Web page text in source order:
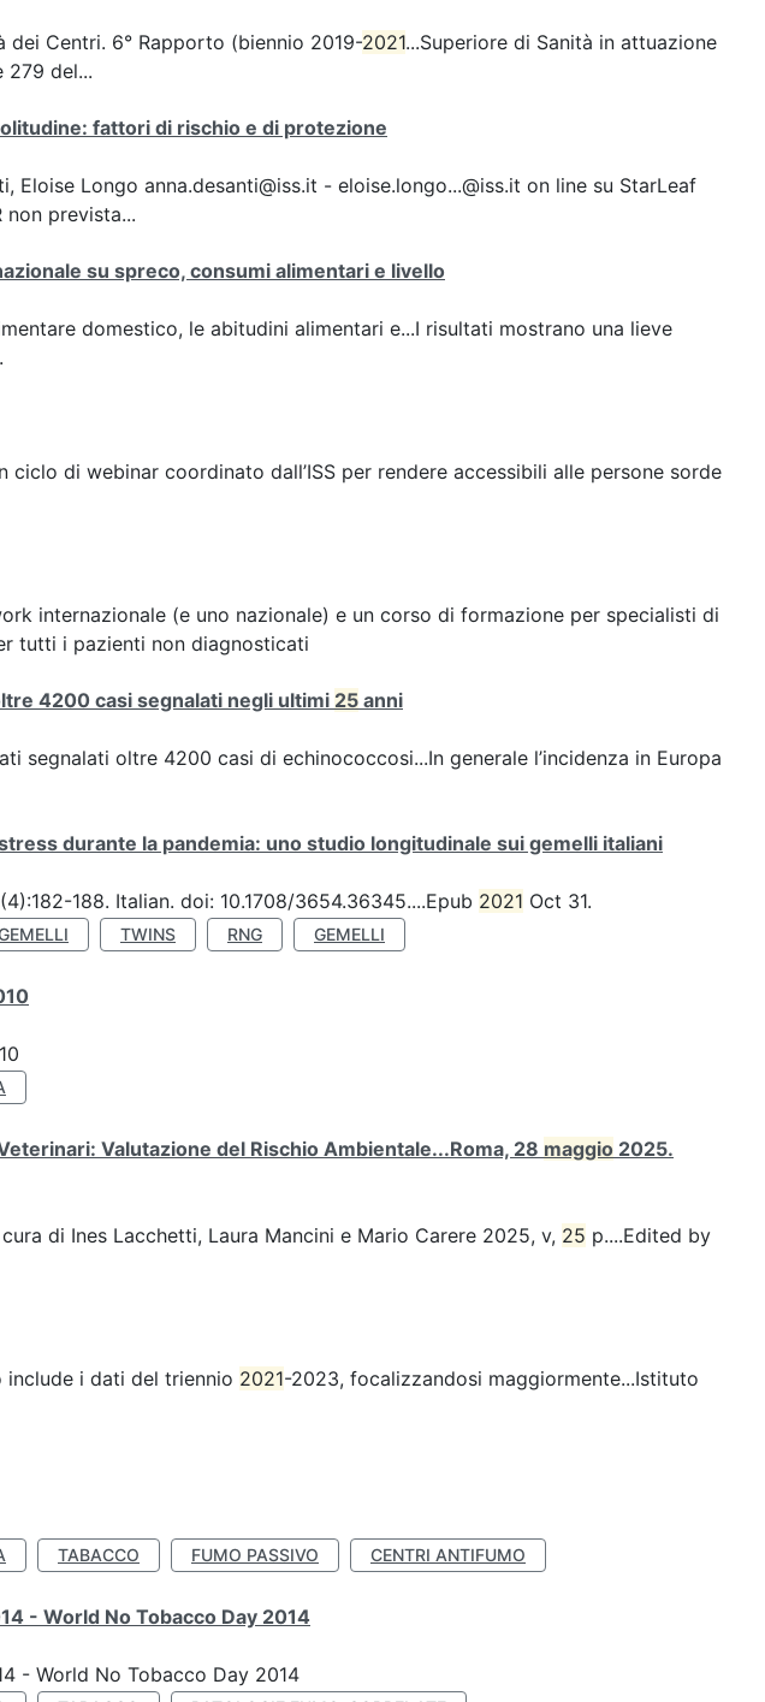
Centri. 6° Rapporto (biennio 2019-2021...Superiore di Sanità in attuazione
279 del...
fattori di rischio e di protezione
Eloise Longo anna.desanti@iss.it - eloise.longo...@iss.it on line su StarLeaf
prevista...
su spreco, consumi alimentari e livello
domestico, le abitudini alimentari e...I risultati mostrano una lieve
ciclo di webinar coordinato dall’ISS per rendere accessibili alle persone sorde
internazionale (e uno nazionale) e un corso di formazione per specialisti di
tutti i pazienti non diagnosticati
4200 casi segnalati negli ultimi 25 anni
segnalati oltre 4200 casi di echinococcosi...In generale l’incidenza in Europa
durante la pandemia: uno studio longitudinale sui gemelli italiani
188. Italian. doi: 10.1708/3654.36345....Epub 2021 Oct 31.
TWINS RNG GEMELLI
Valutazione del Rischio Ambientale...Roma, 28 maggio 2025.
di Ines Lacchetti, Laura Mancini e Mario Carere 2025, v, 25 p....Edited by
i dati del triennio 2021-2023, focalizzandosi maggiormente...Istituto
TABACCO FUMO PASSIVO CENTRI ANTIFUMO
- World No Tobacco Day 2014
- World No Tobacco Day 2014